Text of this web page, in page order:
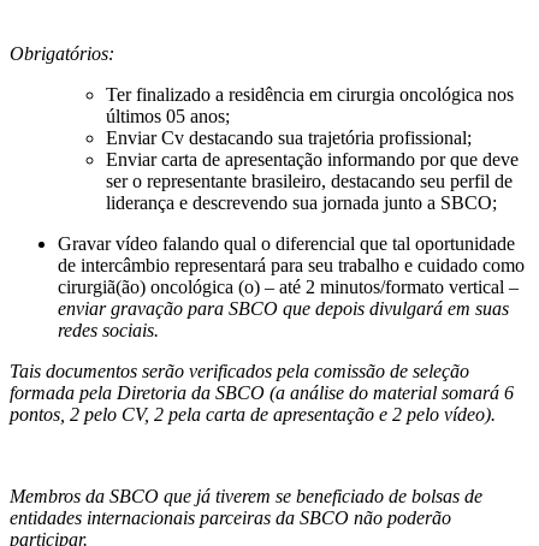
Obrigatórios:
Ter finalizado a residência em cirurgia oncológica nos
últimos 05 anos;
Enviar Cv destacando sua trajetória profissional;
Enviar carta de apresentação informando por que deve
ser o representante brasileiro, destacando seu perfil de
liderança e descrevendo sua jornada junto a SBCO;
Gravar vídeo falando qual o diferencial que tal oportunidade
de intercâmbio representará para seu trabalho e cuidado como
cirurgiã(ão) oncológica (o) – até 2 minutos/formato vertical –
enviar gravação para SBCO que depois divulgará em suas
redes sociais.
Tais documentos serão verificados pela comissão de seleção
formada pela Diretoria da SBCO (a análise do material somará 6
pontos, 2 pelo CV, 2 pela carta de apresentação e 2 pelo vídeo).
Membros da SBCO que já tiverem se beneficiado de bolsas de
entidades internacionais parceiras da SBCO não poderão
participar.